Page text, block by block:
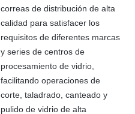
correas de distribución de alta
calidad para satisfacer los
requisitos de diferentes marcas
y series de centros de
procesamiento de vidrio,
facilitando operaciones de
corte, taladrado, canteado y
pulido de vidrio de alta